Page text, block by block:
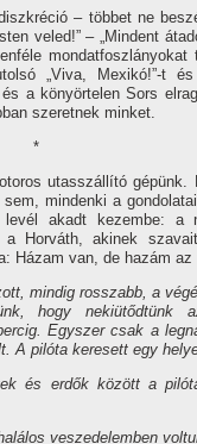
– többet ne
veled!” – „Mindent
„Viva, Mexikó!”-t
a könyörtelen Sors
szeretnek minket.
*
utasszállí­tó
mindenki a
levél akadt kezembe:
Horváth, akinek
Házam van, de hazám
mindig rosszabb, a
hogy nekiütődtünk
Egyszer csak a
A pilóta keresett egy
és erdők között a
veszedelemben